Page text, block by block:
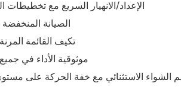
الإعداد/الانهيار السريع مع تخطيطات
الصيانة
تكيف القائمة
موثوقية الأداء في
الشواء الاستثنائي مع خفة الحركة على